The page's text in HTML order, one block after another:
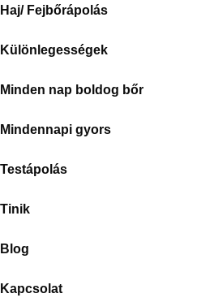
Haj/ Fejbőrápolás
Különlegességek
Minden nap boldog bőr
Mindennapi gyors
Testápolás
Tinik
Blog
Kapcsolat